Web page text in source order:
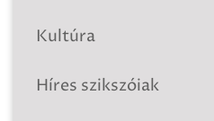
Kultúra
Híres szikszóiak